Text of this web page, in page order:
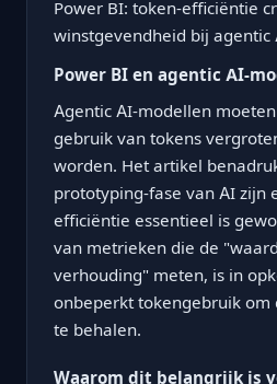
Power BI: token-efficiëntie
winstgevendheid bij agentic
Power BI en agentic AI-
Agentic AI-modellen
gebruik van tokens
worden. Het artikel
prototyping-fase van AI zijn
efficiëntie essentieel is
van metrieken die de
verhouding" meten, is in
onbeperkt tokengebruik om
te behalen.
Waarom dit belangrijk is